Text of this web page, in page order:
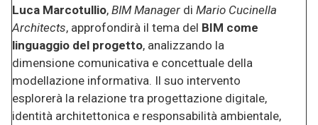
Luca Marcotullio, BIM Managerdi Mario Cucinella
Architects, approfondirà il tema del BIM come
linguaggio del progetto, analizzando la
dimensione comunicativa e concettuale della
modellazione informativa. Il suo intervento
esplorerà la relazione tra progettazione digitale,
identità architettonica e responsabilità ambientale,